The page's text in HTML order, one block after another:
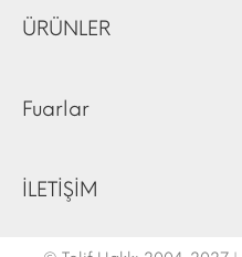
ÜRÜNLER
Fuarlar
İLETİŞİM